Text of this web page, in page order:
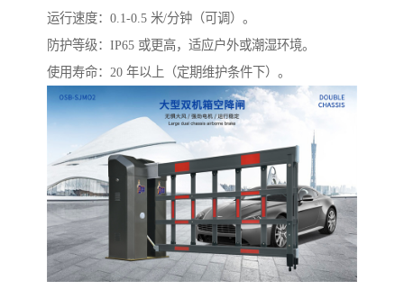
运行速度：0.1-0.5 米/分钟（可调）。
防护等级：IP65 或更高，适应户外或潮湿环境。
使用寿命：20 年以上（定期维护条件下）。